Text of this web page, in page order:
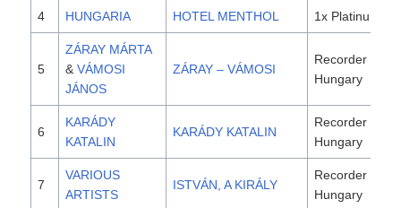
4 HUNGARIA HOTEL MENTHOL 1x Platinum
5
ZÁRAY MÁRTA
&VÁMOSI
JÁNOS
ZÁRAY – VÁMOSI
Recorder
Hungary
6
KARÁDY
KATALIN
KARÁDY KATALIN
Recorder
Hungary
7
VARIOUS
ARTISTS
ISTVÁN, A KIRÁLY
Recorder
Hungary